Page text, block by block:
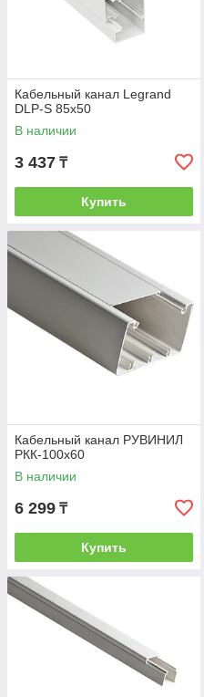
Кабельный канал Legrand
DLP-S 85х50
В наличии
3 437 ₸
Купить
Кабельный канал РУВИНИЛ
РКК-100х60
В наличии
6 299 ₸
Купить